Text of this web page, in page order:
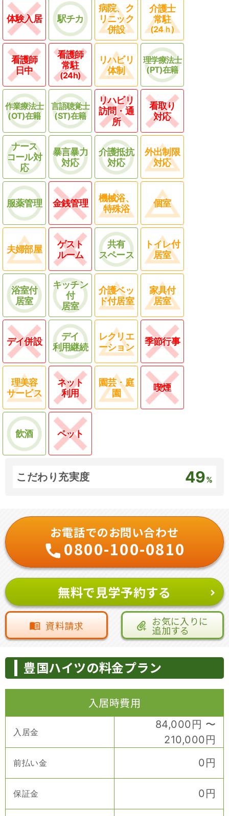
体験入居 駅チカ
病院、ク
リニック
併設
介護士
常駐
(24ｈ)
看護師
日中
看護師
常駐
(24h)
リハビリ
体制
理学療法士
(PT)在籍
作業療法士
(OT)在籍
言語聴覚士
(ST)在籍
リハビリ
訪問・通
所
看取り
対応
ナース
コール対
応
暴言暴力
対応
介護抵抗
対応
外出制限
対応
服薬管理 金銭管理
機械浴、
特殊浴
個室
夫婦部屋
ゲスト
ルーム
共有
スペース
トイレ付
居室
浴室付
居室
キッチン
付
居室
介護ベッ
ド付居室
家具付
居室
デイ併設
デイ
利用継続
レクリエ
ーション
季節行事
理美容
サービス
ネット
利用
園芸・庭
園
喫煙
飲酒 ペット
こだわり充実度 49%
お電話でのお問い合わせ
0800-100-0810
無料で見学予約する
資料請求 お気に入りに
追加する
豊国ハイツの料金プラン
入居時費用
入居金
84,000 円 〜
210,000 円
前払い金 0 円
保証金 0 円